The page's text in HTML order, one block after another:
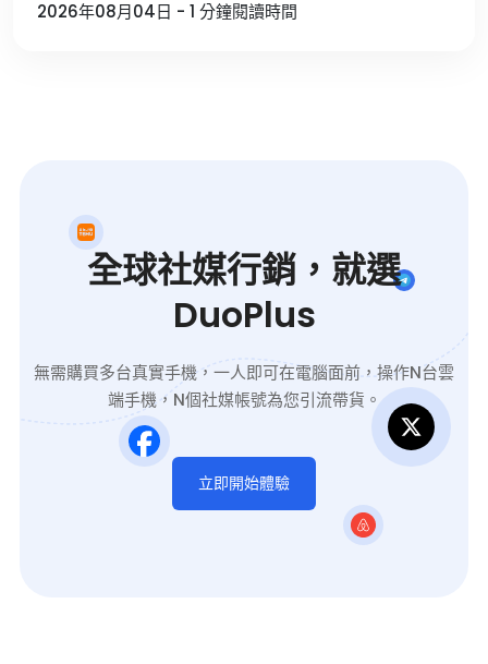
2026年08月04日 - 1 分鐘閱讀時間
全球社媒行銷，就選
DuoPlus
無需購買多台真實手機，一人即可在電腦面前，操作N台雲
端手機，N個社媒帳號為您引流帶貨。
立即開始體驗